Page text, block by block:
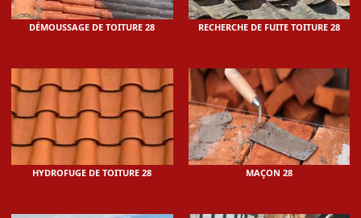
DÉMOUSSAGE DE TOITURE 28 RECHERCHE DE FUITE TOITURE 28
HYDROFUGE DE TOITURE 28 MAÇON 28